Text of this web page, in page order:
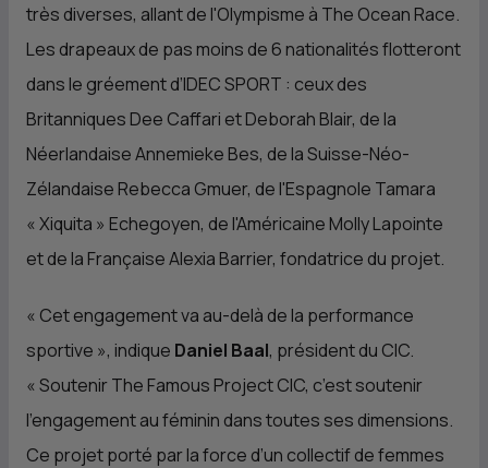
très diverses, allant de l'Olympisme à The Ocean Race.
Les drapeaux de pas moins de 6 nationalités flotteront
dans le gréement d’IDEC SPORT : ceux des
Britanniques Dee Caffari et Deborah Blair, de la
Néerlandaise Annemieke Bes, de la Suisse-Néo-
Zélandaise Rebecca Gmuer, de l'Espagnole Tamara
«Xiquita » Echegoyen, de l'Américaine Molly Lapointe
et de la Française Alexia Barrier, fondatrice du projet.
« Cet engagement va au-delà de la performance
sportive », indique Daniel Baal, président du CIC.
«Soutenir The Famous ProjectCIC, c’est soutenir
l’engagement au féminin dans toutes ses dimensions.
Ce projet porté par la force d’un collectif de femmes